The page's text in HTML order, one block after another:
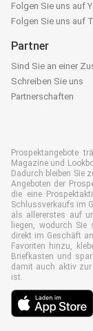
Folgen Sie uns auf
Folgen Sie uns auf
Partner
Sind Sie an einer
Schreiben Sie uns
Partnerschaften
Prospektangebote
Magazine und
Dadurch bleiben Sie
Angeboten der
die eine
Schlussverkaufs im
als allererstes auf
liegen, wodurch
direkt im Geschäft
Favoriten hinzu,
Briefkasten und
damit auch aktiv zur
ist.